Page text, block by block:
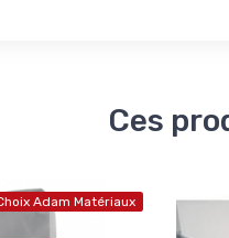
Ces
Adam Matériaux